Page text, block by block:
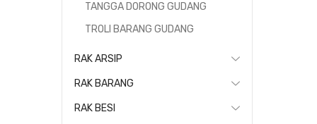
TANGGA DORONG GUDANG
TROLI BARANG GUDANG
RAK ARSIP
RAK BARANG
RAK BESI